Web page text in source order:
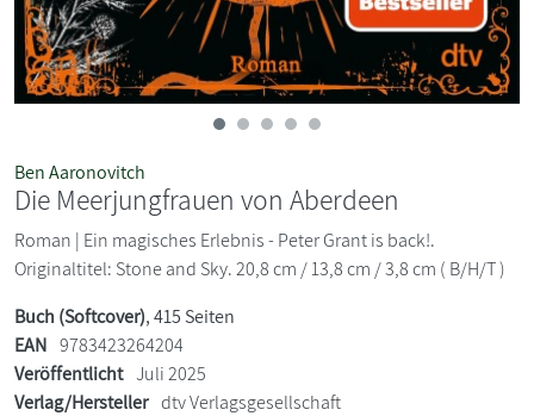
Ben Aaronovitch
Die Meerjungfrauen von Aberdeen
Roman | Ein magisches Erlebnis - Peter Grant is back!.
Originaltitel: Stone and Sky. 20,8 cm / 13,8 cm / 3,8 cm ( B/H/T )
Buch (Softcover), 415 Seiten
EAN 9783423264204
Veröffentlicht Juli 2025
Verlag/Hersteller dtv Verlagsgesellschaft